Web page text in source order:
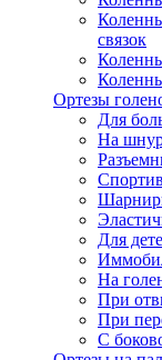
связок
Ортезы
Для
На
Для
На
При
При
С